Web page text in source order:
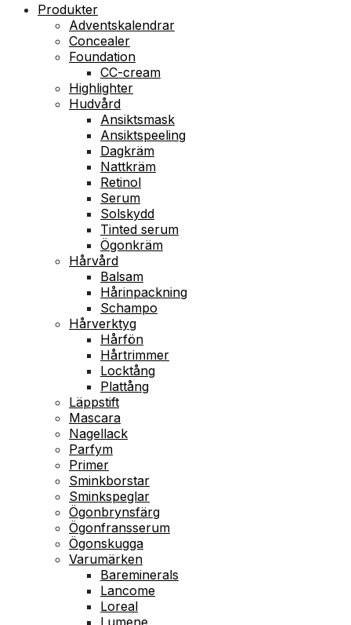
Produkter
Adventskalendrar
Concealer
Foundation
CC-cream
Highlighter
Hudvård
Ansiktsmask
Ansiktspeeling
Dagkräm
Nattkräm
Retinol
Serum
Solskydd
Tinted serum
Ögonkräm
Hårvård
Balsam
Hårinpackning
Schampo
Hårverktyg
Hårfön
Hårtrimmer
Locktång
Plattång
Läppstift
Mascara
Nagellack
Parfym
Primer
Sminkborstar
Sminkspeglar
Ögonbrynsfärg
Ögonfransserum
Ögonskugga
Varumärken
Bareminerals
Lancome
Loreal
Lumene